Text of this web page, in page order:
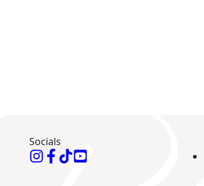
Socials